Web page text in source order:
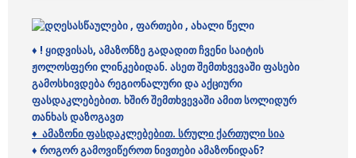
♦ ! ყიდვისას, ამაზონზე გადადით ჩვენი საიტის
ჟოლოსფერი ლინკებიდან. ასეთ შემთხვევაში ფასები
გამოსხივდება რეგიონალური და აქციური
ფასდაკლებებით. ხშირ შემთხვევაში ამით სოლიდურ
თანხას დაზოგავთ
♦ ამაზონი ფასდაკლებებით. სრული ქართული სია
♦ როგორგამოვიწეროთნივთებიამაზონიდან?